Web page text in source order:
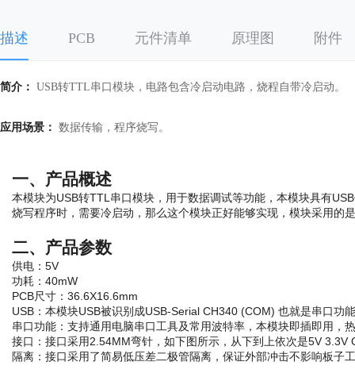
描述 PCB 元件清单 原理图 附件
简介： USB转TTL串口模块，电路包含冷启动电路，烧程自带冷启动。
应用场景： 数据传输，程序烧写。
一、产品概述
本模块为USB转TTL串口模块，用于数据调试等功能，本模块具有
烧写程序时，需要冷启动，那么这个模块正好能够实现，模块采用
二、产品参数
供电：5V
功耗：40mW
PCB尺寸：36.6X16.6mm
USB：本模块USB被识别成USB-Serial CH340 (COM) 也就是串口功
串口功能：支持通用电脑串口工具及常用波特率，本模块即插即用，
接口：接口采用2.54MM弯针，如下图所示，从下到上依次是5V 3.3V
隔离：接口采用了简易低压差二极管隔离，保证外部冲击不影响板子